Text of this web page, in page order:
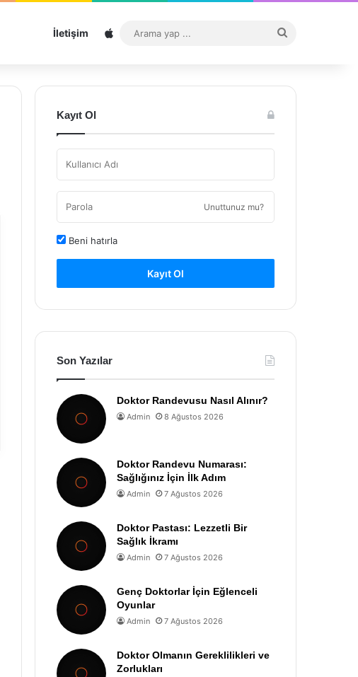
İletişim Sitemap
...
Kayıt Ol
Unuttunuz mu?
Beni hatırla
Kayıt Ol
Son Yazılar
Doktor Randevusu Nasıl Alınır?
Admin 8 Ağustos 2026
Doktor Randevu Numarası:
Sağlığınız İçin İlk Adım
Admin 7 Ağustos 2026
Doktor Pastası: Lezzetli Bir
Sağlık İkramı
Admin 7 Ağustos 2026
Genç Doktorlar İçin Eğlenceli
Oyunlar
Admin 7 Ağustos 2026
Doktor Olmanın Gereklilikleri ve
Zorlukları